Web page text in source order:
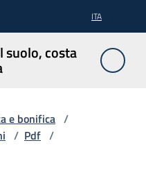
ITA
suolo, costa
e bonifica /
/ Pdf /